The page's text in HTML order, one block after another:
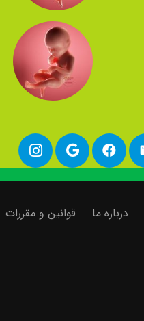
درباره ما قوانین و مقررات